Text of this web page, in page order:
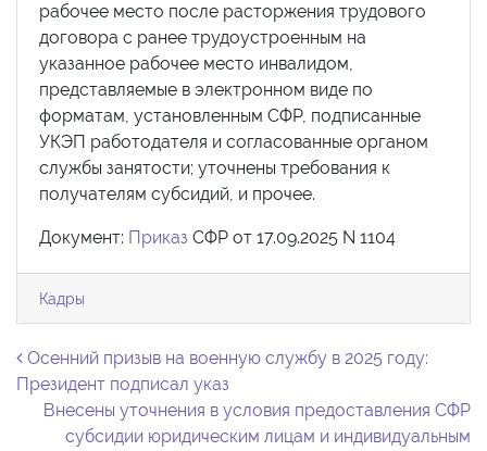
рабочее место после расторжения трудового
договора с ранее трудоустроенным на
указанное рабочее место инвалидом,
представляемые в электронном виде по
форматам, установленным СФР, подписанные
УКЭП работодателя и согласованные органом
службы занятости; уточнены требования к
получателям субсидий, и прочее.
Документ: Приказ СФР от 17.09.2025 N 1104
Кадры
Навигация по записям
Осенний призыв на военную службу в 2025 году:
Президент подписал указ
Внесены уточнения в условия предоставления СФР
субсидии юридическим лицам и индивидуальным